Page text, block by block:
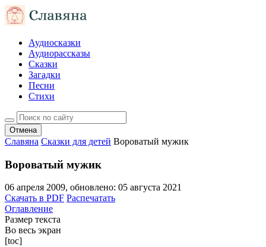
Аудиосказки
Аудиорассказы
Сказки
Загадки
Песни
Стихи
Отмена
Славяна Сказки для детей Вороватый мужик
Вороватый мужик
06 апреля 2009, обновлено: 05 августа 2021
Скачать в PDF Распечатать
Оглавление
Размер текста
Во весь экран
[toc]